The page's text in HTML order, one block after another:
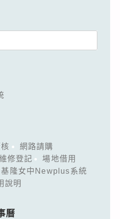
網路請購
修登記
場地借用
基隆女中Newplus系統
說明
曆